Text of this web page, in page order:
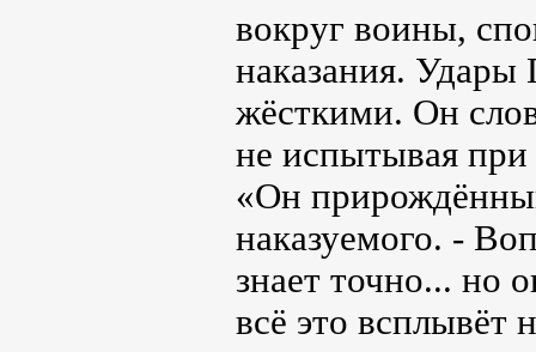
вокруг воины,
наказания.
жёсткими. Он
не испытывая при
«Он
наказуемого. -
знает точно... но
всё это всплывёт